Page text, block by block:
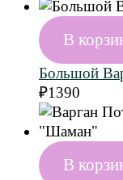
В
Большой
₽1390
В